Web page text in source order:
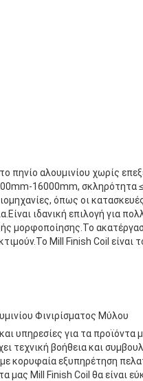
πηνίο αλουμινίου χωρίς
16000mm, σκληρότητα
όπως οι
ιδανική επιλογή για
μορφοποίησης.Το
Mill Finish Coil είναι
Φινιρίσματος Μύλου
υπηρεσίες για τα προϊόντα
τεχνική βοήθεια και
κορυφαία εξυπηρέτηση
μας Mill Finish Coil θα είναι